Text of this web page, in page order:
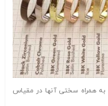
به همراه سختی آنها در مقیاس